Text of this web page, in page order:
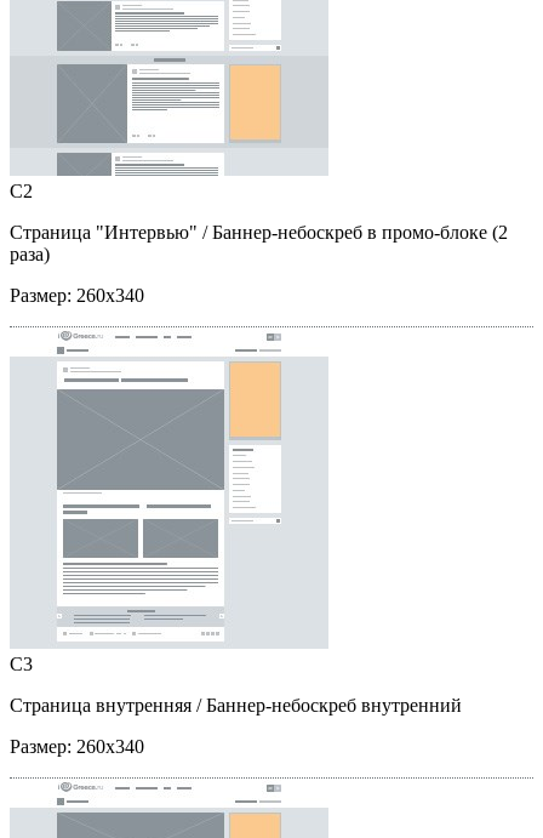
C2
Страница "Интервью" / Баннер-небоскреб в промо-блоке (2
раза)
Размер: 260x340
C3
Страница внутренняя / Баннер-небоскреб внутренний
Размер: 260x340